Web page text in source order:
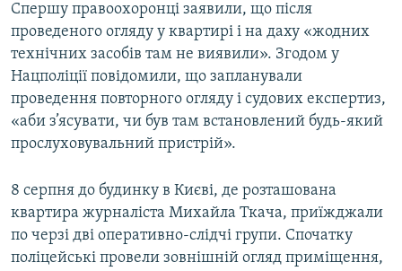
Спершу правоохоронці заявили, що після
проведеного огляду у квартирі і на даху «жодних
технічних засобів там не виявили». Згодом у
Нацполіції повідомили, що запланували
проведення повторного огляду і судових експертиз,
«аби з’ясувати, чи був там встановлений будь-який
прослуховувальний пристрій».
8 серпня до будинку в Києві, де розташована
квартира журналіста Михайла Ткача, приїжджали
по черзі дві оперативно-слідчі групи. Спочатку
поліцейські провели зовнішній огляд приміщення,